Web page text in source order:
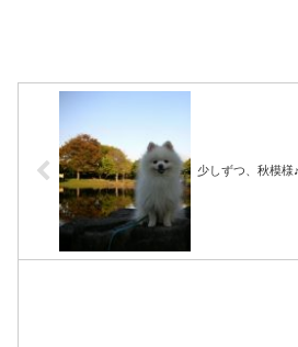
少しずつ、秋模様♪